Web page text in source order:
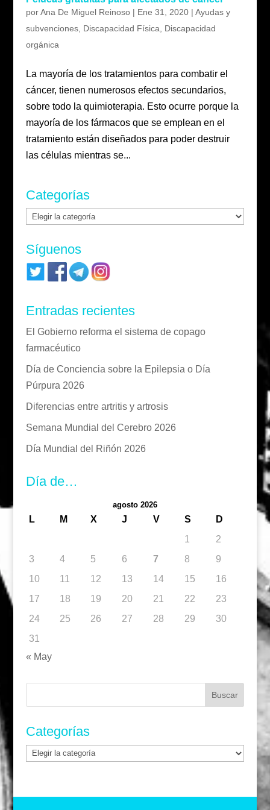
porAna De Miguel Reinoso| Ene 31, 2020| Ayudas y
subvenciones, Discapacidad Física
Discapacidad
orgánica
La mayoría de los tratamientos para combatir el
cáncer, tienen numerosos efectos secundarios,
sobre todo la quimioterapia. Esto ocurre porque la
mayoría de los fármacos que se emplean en el
tratamiento están diseñados para poder destruir
las células mientras se...
Categorías
Categorías
Síguenos
Entradas recientes
El Gobierno reforma el sistema de copago
farmacéutico
Día de Conciencia sobre la Epilepsia o Día
Púrpura 2026
Diferencias entre artritis y artrosis
Semana Mundial del Cerebro 2026
Día Mundial del Riñón 2026
Día de…
agosto 2026
L M X J V S
D
1
2
3
4 5 6 7 8
9
10
11 12 13 14 15
16
17
18 19 20 21 22
23
24
25 26 27 28 29
30
31
« May
Categorías
Categorías